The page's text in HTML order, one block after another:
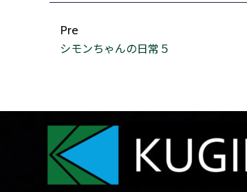
Pre
シモンちゃんの日常５